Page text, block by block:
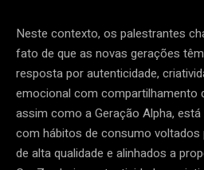
Neste contexto, os palestrantes
fato de que as novas gerações
resposta por autenticidade,
emocional com compartilhamento
assim como a Geração Alpha,
com hábitos de consumo voltados
de alta qualidade e alinhados a